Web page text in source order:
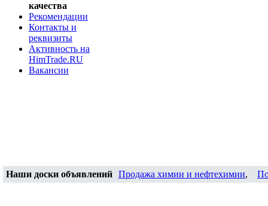
качества
Рекомендации
Контакты и
реквизиты
Активность на
HimTrade.RU
Вакансии
Наши доски объявлений Продажа химии и нефтехимии,